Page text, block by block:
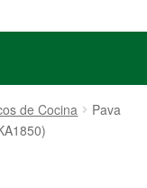
de Cocina
Pava